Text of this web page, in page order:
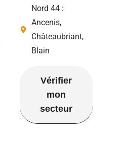
Nord 44 :
Ancenis,
Châteaubriant,
Blain
Vérifier
mon
secteur